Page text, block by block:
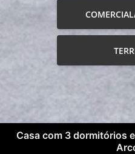
Casa com 3 dormitórios